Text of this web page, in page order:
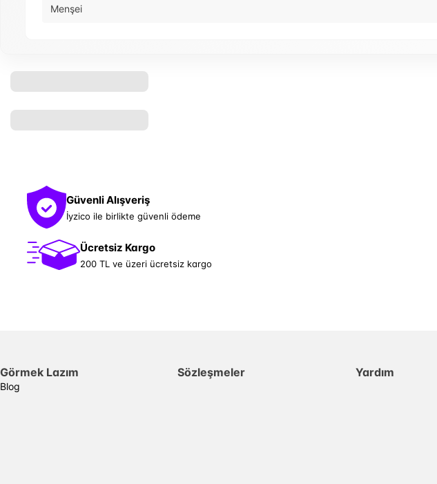
Menşei
Güvenli Alışveriş
İyzico ile birlikte güvenli ödeme
Ücretsiz Kargo
200 TL ve üzeri ücretsiz kargo
Görmek Lazım
Blog
Sözleşmeler Yardım